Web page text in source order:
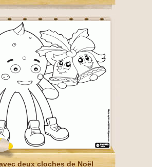
deux cloches de Noël